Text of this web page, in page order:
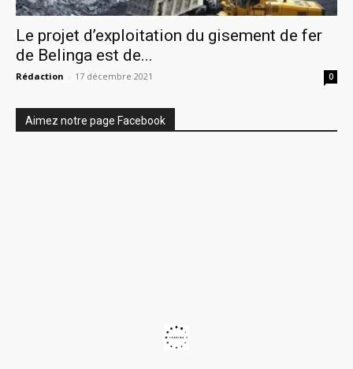
Le projet d’exploitation du gisement de fer
de Belinga est de...
Rédaction - 17 décembre 2021 0
Aimez notre page Facebook